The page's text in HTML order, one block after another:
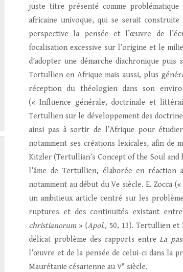
juste titre présenté comme problématique
africaine univoque, qui se serait
perspective la pensée et l’œuvre de
focalisation excessive sur l’origine et le
d’adopter une démarche diachronique puis
Tertullien en Afrique mais aussi, plus
réception du théologien dans son
(« Influence générale, doctrinale et
Tertullien sur le développement des
ainsi pas à sortir de l’Afrique pour
notamment ses créations lexicales, afin
Kitzler (Tertullian’s Concept of the Soul
l’âme de Tertullien, élaborée en réaction
notamment au début du Ve siècle. E. Zocca
un ambitieux article centré sur les
ruptures et des continuités existant
christianorum» (Apol., 50, 13). Tertullien et
délicat problème des rapports entreLa
l’œuvre et de la pensée de celui-ci dans la
Maurétanie césarienne au Ve siècle.